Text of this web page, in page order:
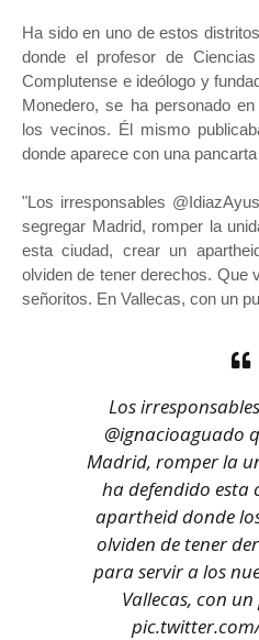
Ha sido en uno de estos
donde el profesor de
Complutense e ideólogo y
Monedero, se ha personado
los vecinos. Él mismo
donde aparece con una
"Los irresponsables
segregar Madrid, romper la
esta ciudad, crear un
olviden de tener derechos. Que
señoritos. En Vallecas, con un
Los irresponsables
@ignacioaguado
Madrid, romper la
ha defendido esta
apartheid donde
olviden de tener
para servir a los
Vallecas, con